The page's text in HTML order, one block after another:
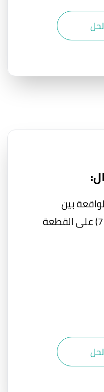
بين
الإحداثيات (-4، -1) و (6، 7) على القطعة